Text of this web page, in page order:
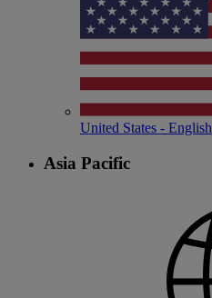
United States - English
Asia Pacific